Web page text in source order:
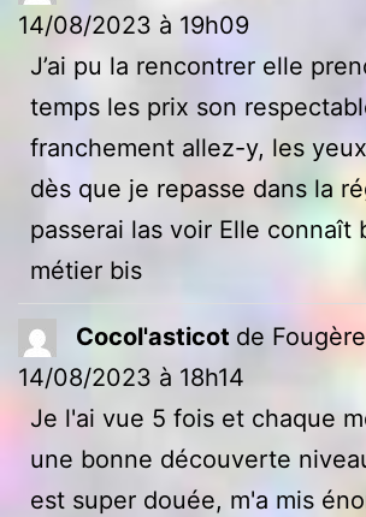
14/08/2023 à 19h09
J’ai pu la rencontrer elle
temps les prix son
franchement allez-y, les
dès que je repasse dans la
passerai las voir Elle connaît
métier bis
Cocol'asticot de
14/08/2023 à 18h14
Je l'ai vue 5 fois et chaque
une bonne découverte
est super douée, m'a mis